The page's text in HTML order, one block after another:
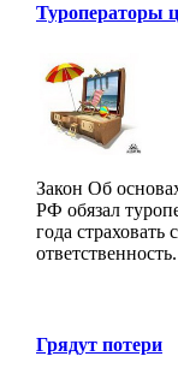
Туроператоры
Закон Об
РФ обязал
года
Грядут потери